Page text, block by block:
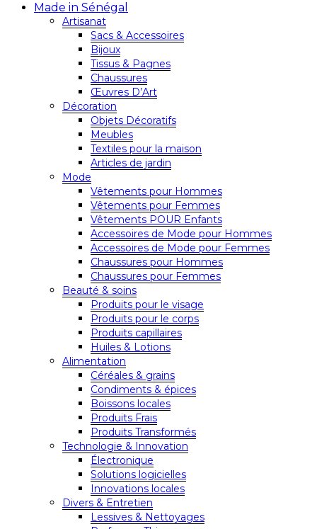
Made in Sénégal
Artisanat
Sacs & Accessoires
Bijoux
Tissus & Pagnes
Chaussures
Œuvres D’Art
Décoration
Objets Décoratifs
Meubles
Textiles pour la maison
Articles de jardin
Mode
Vêtements pour Hommes
Vêtements pour Femmes
Vêtements POUR Enfants
Accessoires de Mode pour Hommes
Accessoires de Mode pour Femmes
Chaussures pour Hommes
Chaussures pour Femmes
Beauté & soins
Produits pour le visage
Produits pour le corps
Produits capillaires
Huiles & Lotions
Alimentation
Céréales & grains
Condiments & épices
Boissons locales
Produits Frais
Produits Transformés
Technologie & Innovation
Électronique
Solutions logicielles
Innovations locales
Divers & Entretien
Lessives & Nettoyages